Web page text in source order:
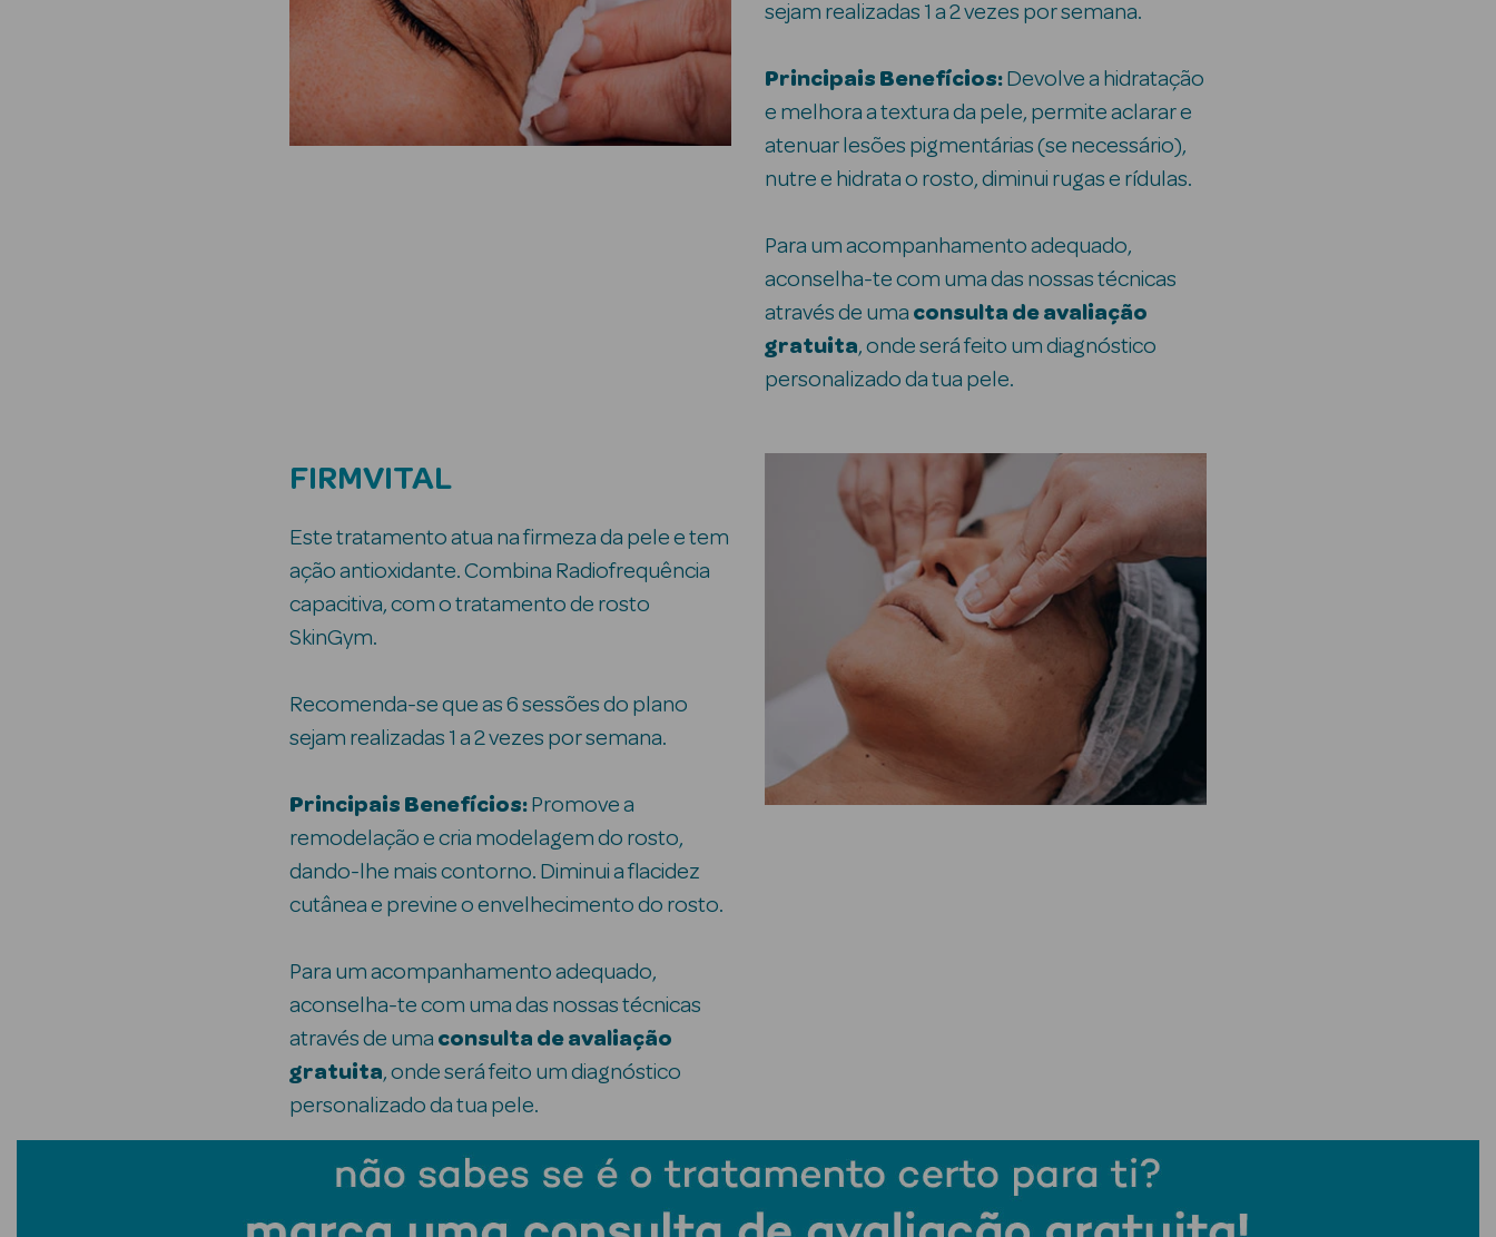
sejam realizadas 1 a 2 vezes por semana.
Principais Benefícios: Devolve a hidratação
e melhora a textura da pele, permite aclarar e
atenuar lesões pigmentárias (se necessário),
nutre e hidrata o rosto, diminui rugas e rídulas.
Para um acompanhamento adequado,
aconselha-te com uma das nossas técnicas
através de uma consulta de avaliação
gratuita, onde será feito um diagnóstico
personalizado da tua pele.
FIRMVITAL
Este tratamento atua na firmeza da pele e tem
ação antioxidante. Combina Radiofrequência
capacitiva, com o tratamento de rosto
SkinGym.
Recomenda-se que as 6 sessões do plano
sejam realizadas 1 a 2 vezes por semana.
Principais Benefícios: Promove a
remodelação e cria modelagem do rosto,
dando-lhe mais contorno. Diminui a flacidez
cutânea e previne o envelhecimento do rosto.
Para um acompanhamento adequado,
aconselha-te com uma das nossas técnicas
através de uma consulta de avaliação
gratuita, onde será feito um diagnóstico
personalizado da tua pele.